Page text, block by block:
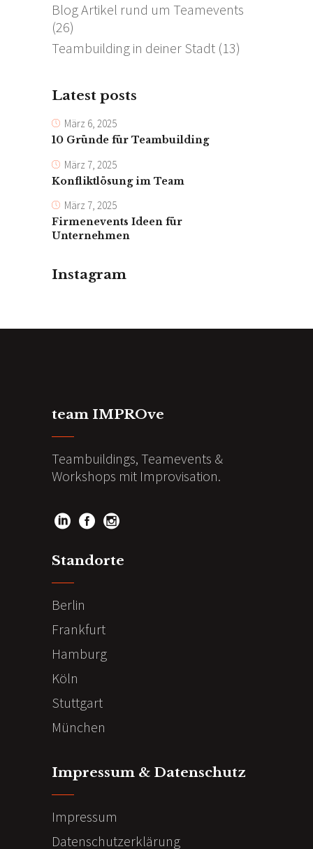
Blog Artikel rund um Teamevents
(26)
Teambuilding in deiner Stadt (13)
Latest posts
März 6, 2025
10 Gründe für Teambuilding
März 7, 2025
Konfliktlösung im Team
März 7, 2025
Firmenevents Ideen für
Unternehmen
Instagram
team IMPROve
Teambuildings, Teamevents &
Workshops mit Improvisation.
Standorte
Berlin
Frankfurt
Hamburg
Köln
Stuttgart
München
Impressum & Datenschutz
Impressum
Datenschutzerklärung